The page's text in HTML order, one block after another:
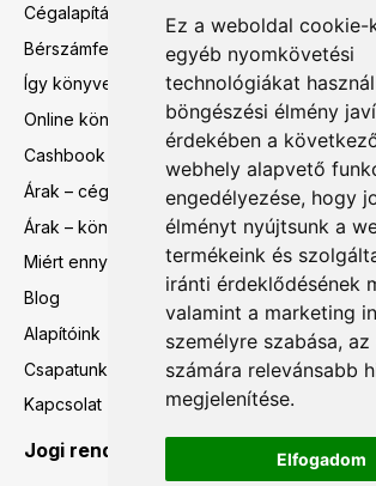
Ez a weboldal cookie-
egyéb nyomkövetési
technológiákat
böngészési élmény
érdekében a
webhely alapvető
engedélyezése, hogy
élményt nyújtsunk a
termékeink és
iránti érdeklődésének
valamint a marketing
személyre szabása, az
számára relevánsabb
megjelenítése.
Elfogadom
Cégalapítás előtti tanácsadás
Bérszámfejtés
Így könyvelünk mi
Online könyvelés
Cashbook
Árak – cégalapítás előtti tanácsadás
Árak – könyvelés, bérszámfejtés
Miért ennyi?
Blog
Alapítóink
Csapatunk
Kapcsolat
Jogi rendelkezések